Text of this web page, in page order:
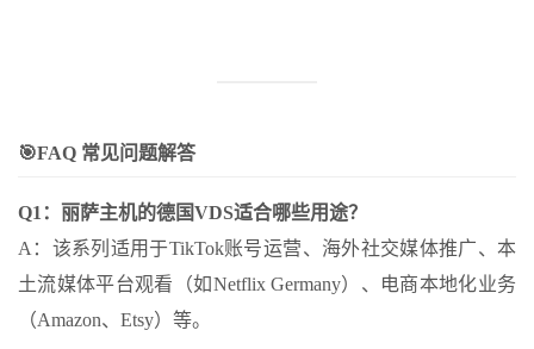
🎯FAQ 常见问题解答
Q1：丽萨主机的德国VDS适合哪些用途？
A：该系列适用于TikTok账号运营、海外社交媒体推广、本
土流媒体平台观看（如Netflix Germany）、电商本地化业务
（Amazon、Etsy）等。